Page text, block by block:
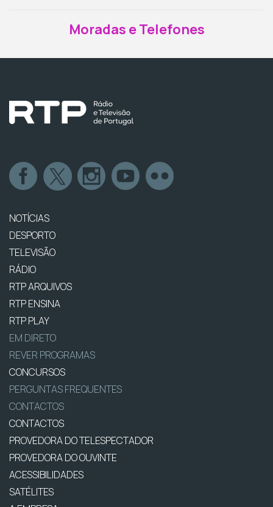
Moradas e Telefones
NOTÍCIAS
DESPORTO
TELEVISÃO
RÁDIO
RTP ARQUIVOS
RTP ENSINA
RTP PLAY
EM DIRETO
REVER PROGRAMAS
CONCURSOS
PERGUNTAS FREQUENTES
CONTACTOS
CONTACTOS
PROVEDORA DO TELESPECTADOR
PROVEDORA DO OUVINTE
ACESSIBILIDADES
SATÉLITES